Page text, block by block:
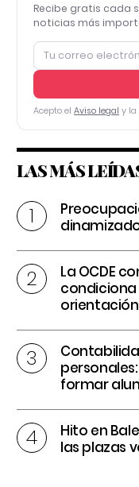
Recibe gratis cada
noticias más
Acepto el Aviso legal y la
LAS MÁS
La OCDE
condiciona
formar
Hito en
las plazas